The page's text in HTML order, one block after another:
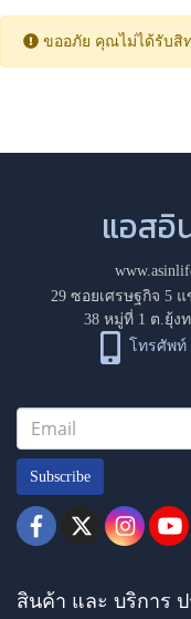
ขออภัย คุณไม่ได้รับสิ
แอสอิ
29 ซอยเศรษฐกิจ 5
38 หมู่ที่ 1 ต.ยุ้ง
โทรศัพท์
Subscribe
สินค้า และ บริการ